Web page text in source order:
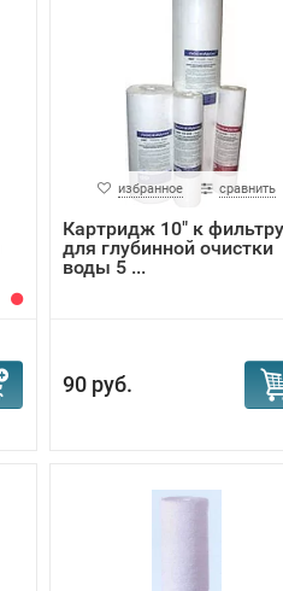
избранное сравнить
Картридж 10" к фильтру
для глубинной очистки
воды 5 ...
90 руб.